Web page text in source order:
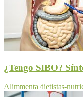
¿Tengo SIBO?
Alimmenta dietistas-